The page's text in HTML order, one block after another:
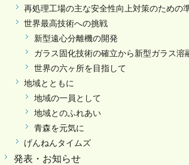
再処理工場の主な安全性向上対策のための
世界最高技術への挑戦
新型遠心分離機の開発
ガラス固化技術の確立から新型ガラス溶
世界の六ヶ所を目指して
地域とともに
地域の一員として
地域とのふれあい
青森を元気に
げんねんタイムズ
発表・お知らせ